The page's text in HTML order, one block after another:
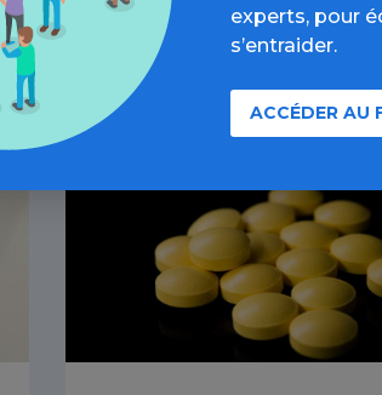
À lireexperts, pour
s’entraider.
ACCÉDER AU